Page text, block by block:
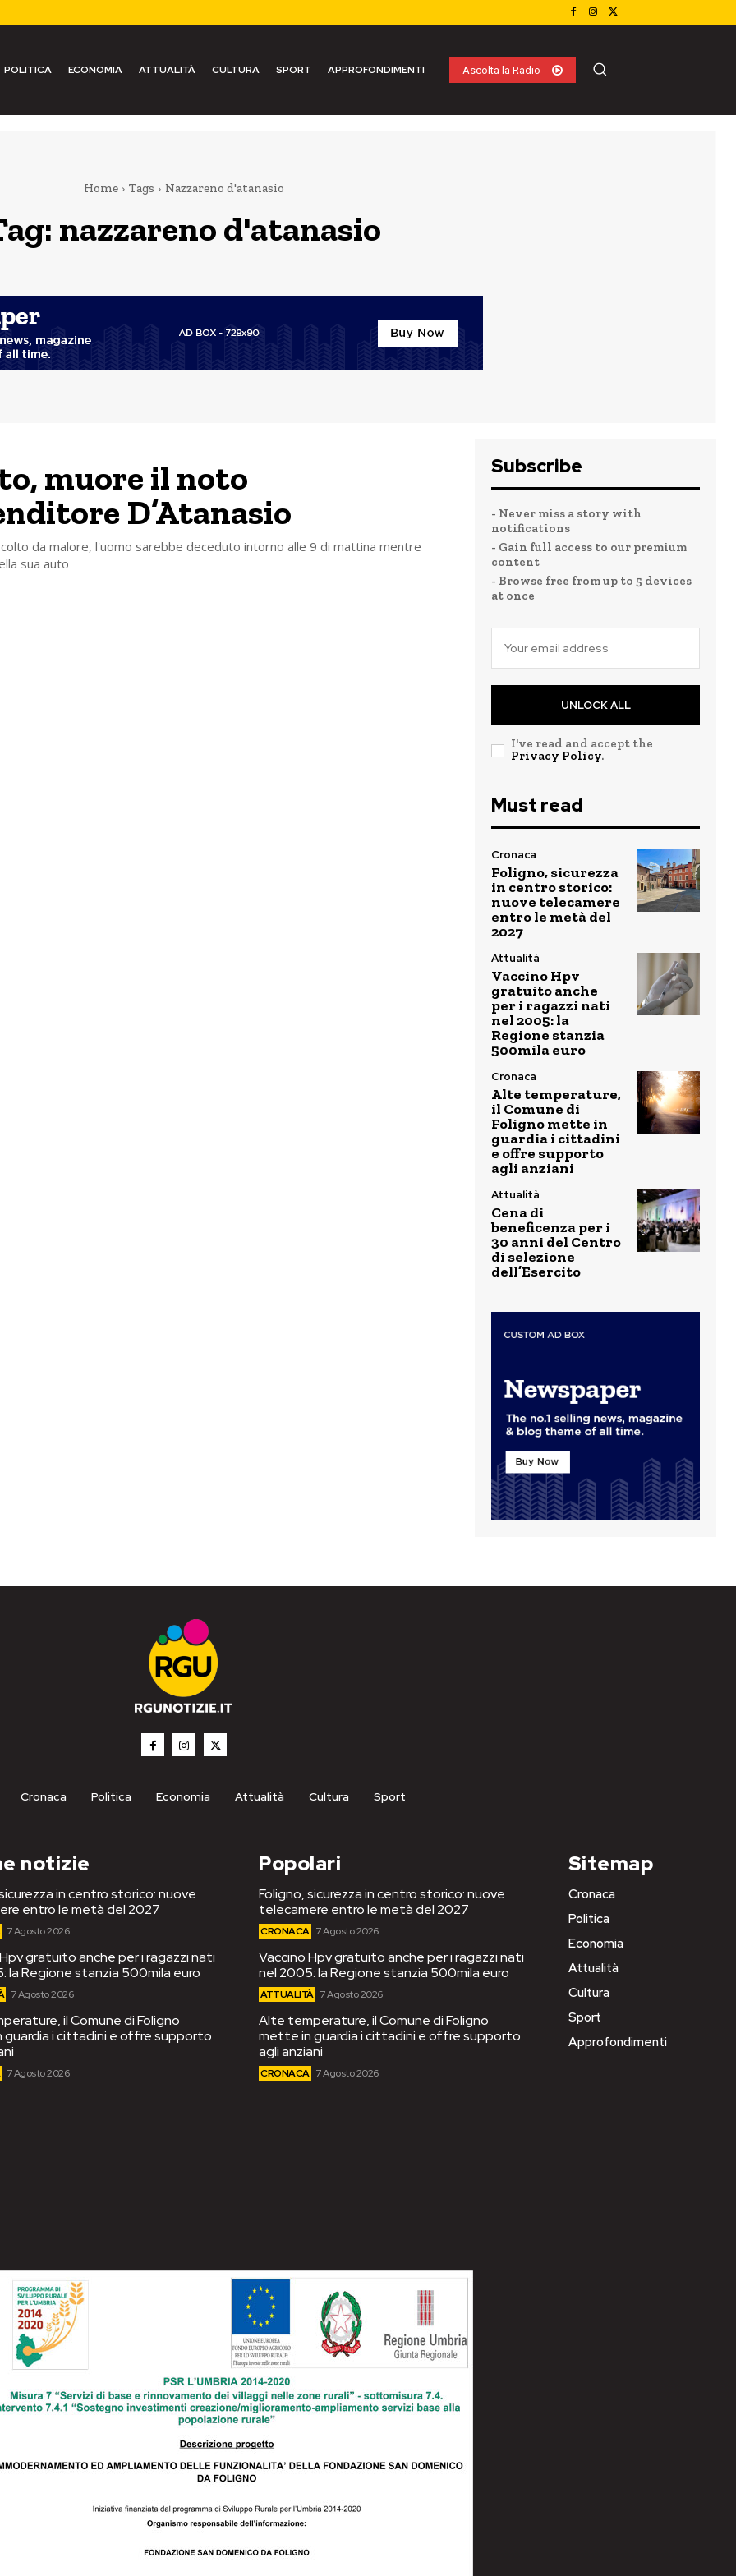
POLITICA ECONOMIA ATTUALITÀ CULTURA SPORT APPROFONDIMENTI Ascolta la Radio
Home Tags Nazzareno d'atanasio
nazzareno d'atanasio
muore il noto
D’Atanasio
da malore, l'uomo sarebbe deceduto intorno alle 9 di mattina mentre
sua auto
Subscribe
- Never miss a story with
notifications
- Gain full access to our premium
content
- Browse free from up to 5 devices
at once
UNLOCK ALL
I've read and accept the
Privacy Policy.
Must read
Cronaca
Foligno, sicurezza
in centro storico:
nuove telecamere
entro le metà del
2027
Attualità
Vaccino Hpv
gratuito anche
per i ragazzi nati
nel 2005: la
Regione stanzia
500mila euro
Cronaca
Alte temperature,
il Comune di
Foligno mette in
guardia i cittadini
e offre supporto
agli anziani
Attualità
Cena di
beneficenza per i
30 anni del Centro
di selezione
dell’Esercito
Cronaca Politica Economia Attualità Cultura Sport
notizie
in centro storico: nuove
entro le metà del 2027
7 Agosto 2026
gratuito anche per i ragazzi nati
la Regione stanzia 500mila euro
7 Agosto 2026
il Comune di Foligno
i cittadini e offre supporto
7 Agosto 2026
Popolari
Foligno, sicurezza in centro storico: nuove
telecamere entro le metà del 2027
CRONACA 7 Agosto 2026
Vaccino Hpv gratuito anche per i ragazzi nati
nel 2005: la Regione stanzia 500mila euro
ATTUALITÀ 7 Agosto 2026
Alte temperature, il Comune di Foligno
mette in guardia i cittadini e offre supporto
agli anziani
CRONACA 7 Agosto 2026
Sitemap
Cronaca
Politica
Economia
Attualità
Cultura
Sport
Approfondimenti